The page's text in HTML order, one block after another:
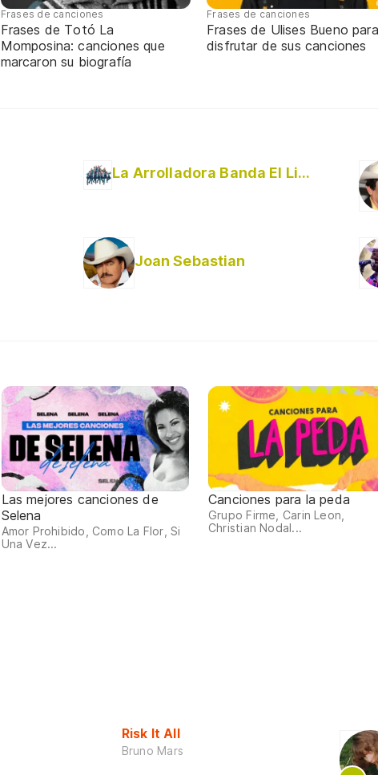
Frases de canciones
Frases de Totó La
Momposina: canciones que
marcaron su biografía
Frases de canciones
Frases de Ulises Bueno para
disfrutar de sus canciones
La Arrolladora Banda El Limón De René Camacho
Joan Sebastian
Las mejores canciones de
Selena
Amor Prohibido, Como La Flor, Si
Una Vez...
Canciones para la peda
Grupo Firme, Carin Leon,
Christian Nodal...
Risk It All
Bruno Mars